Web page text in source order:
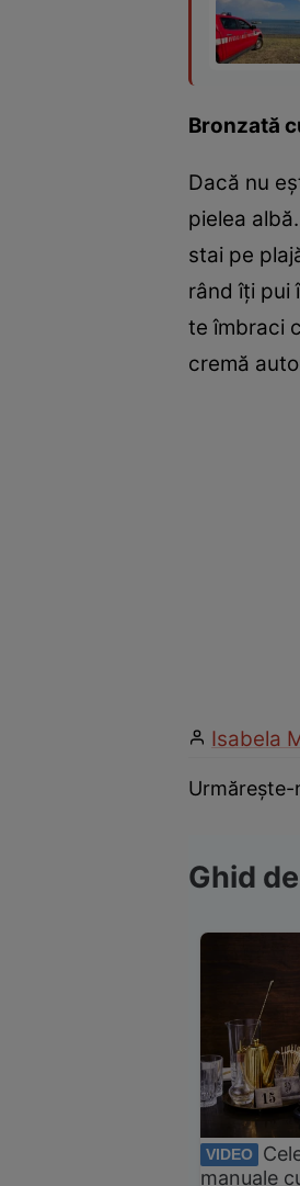
Bronzată
Dacă nu
pielea
stai pe
rând îţi pui
te îmbraci
cremă
Isabela
Urmărește-
Ghid
VIDEO
manuale